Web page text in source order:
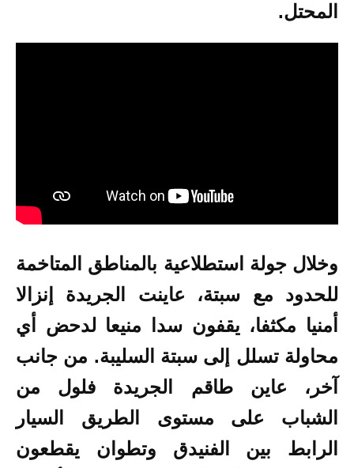
المحتل.
وخلال جولة استطلاعية بالمناطق المتاخمة
للحدود مع سبتة، عاينت الجريدة إنزالا
أمنيا مكثفا، يقفون سدا منيعا لدحض أي
محاولة تسلل إلى سبتة السليبة. من جانب
آخر، عاين طاقم الجريدة فلول من
الشباب على مستوى الطريق السيار
الرابط بين الفنيدق وتطوان يقطعون